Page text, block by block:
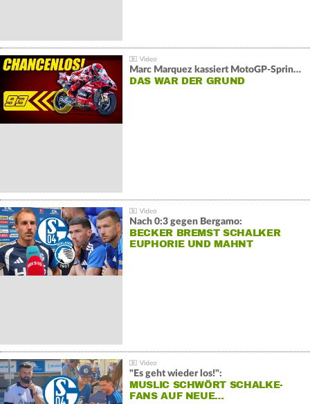
Marc Marquez kassiert MotoGP-Sprint-Schlappe:
DAS WAR DER GRUND
Nach 0:3 gegen Bergamo:
BECKER BREMST SCHALKER
EUPHORIE UND MAHNT
"Es geht wieder los!":
MUSLIC SCHWÖRT SCHALKE-
FANS AUF NEUE…